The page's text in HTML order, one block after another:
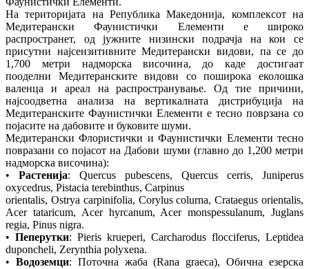
На територијата на Република Македонија, комплексот на
Медитерански Фаунистички Елементи е широко
распространет, од јужните низински подрачја на кои се
присутни најсензитивните Медитерански видови, па се до
1,700 метри надморска височина, до каде достигаат
пооделни Медитеранските видови со поширока еколошка
валенца и ареал на распространување. Од тие причини,
најсоодветна анализа на вертикалната дистрибуција на
Медитеранските Фаунистички Елементи е тесно поврзана со
појасите на дабовите и буковите шуми.
Медитерански Флористички и Фаунистички Елементи тесно
повразани со појасот на Дабови шуми (главно до 1,200 метри
надморска височина):
• Растенија: Quercus pubescens, Quercus cerris, Juniperus
oxycedrus, Pistacia terebinthus, Carpinus
orientalis, Ostrya carpinifolia, Corylus colurna, Crataegus orientalis,
Acer tataricum, Acer hyrcanum, Acer monspessulanum, Juglans
regia, Pinus nigra.
• Пеперутки: Pieris krueperi, Carcharodus flocciferus, Leptidea
duponcheli, Zerynthia polyxena.
• Водоземци: Поточна жаба (Rana graeca), Обична езерска